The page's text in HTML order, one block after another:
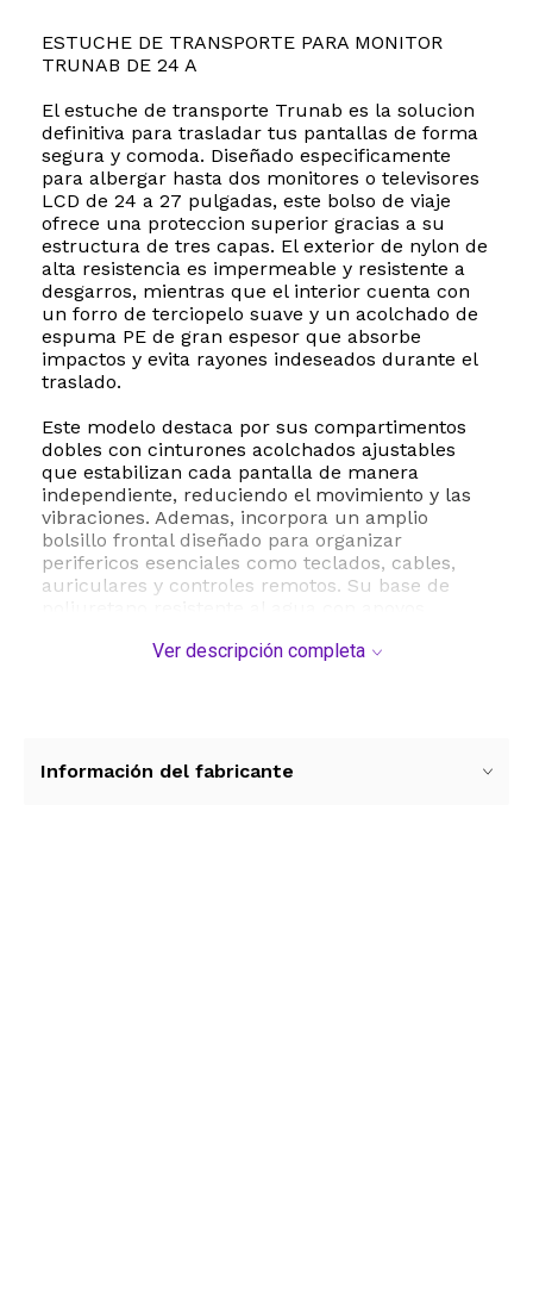
ESTUCHE DE TRANSPORTE PARA MONITOR
TRUNAB DE 24 A
El estuche de transporte Trunab es la solucion
definitiva para trasladar tus pantallas de forma
segura y comoda. Diseñado especificamente
para albergar hasta dos monitores o televisores
LCD de 24 a 27 pulgadas, este bolso de viaje
ofrece una proteccion superior gracias a su
estructura de tres capas. El exterior de nylon de
alta resistencia es impermeable y resistente a
desgarros, mientras que el interior cuenta con
un forro de terciopelo suave y un acolchado de
espuma PE de gran espesor que absorbe
impactos y evita rayones indeseados durante el
traslado.
Este modelo destaca por sus compartimentos
dobles con cinturones acolchados ajustables
que estabilizan cada pantalla de manera
independiente, reduciendo el movimiento y las
vibraciones. Ademas, incorpora un amplio
bolsillo frontal diseñado para organizar
perifericos esenciales como teclados, cables,
auriculares y controles remotos. Su base de
permanezca firme y protegido de la humedad
para cargas pesadas, junto con una manija
Ver descripción completa
Información del fabricante